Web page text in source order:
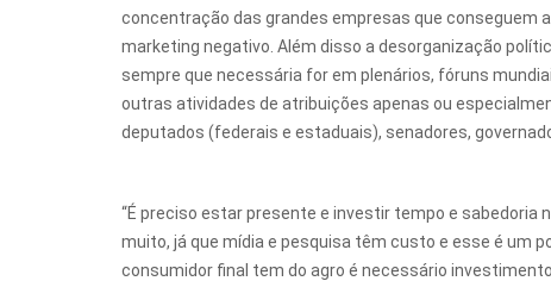
concentração das grandes empresas que conseguem
marketing negativo. Além disso a desorganização
sempre que necessária for em plenários, fóruns
outras atividades de atribuições apenas ou
deputados (federais e estaduais), senadores,
“É preciso estar presente e investir tempo e sabedoria
muito, já que mídia e pesquisa têm custo e esse é um
consumidor final tem do agro é necessário